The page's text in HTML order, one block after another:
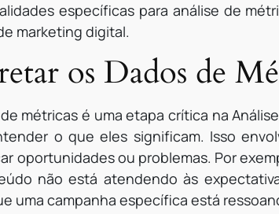
específicas para análise de
marketing digital.
os Dados de
métricas é uma etapa crítica na
o que eles significam. Isso
oportunidades ou problemas. Por
não está atendendo às
uma campanha específica está